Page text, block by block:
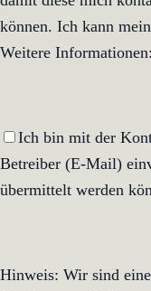
können. Ich kann
Weitere Informationen:
Ich bin mit der
Betreiber (E-Mail)
übermittelt werden
Hinweis: Wir sind